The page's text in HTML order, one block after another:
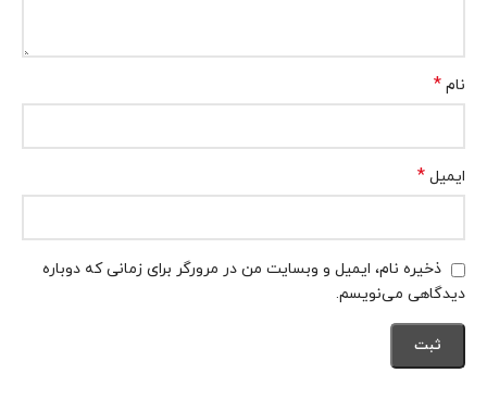
نام *
ایمیل *
ذخیره نام، ایمیل و وبسایت من در مرورگر برای زمانی که دوباره
دیدگاهی می‌نویسم.